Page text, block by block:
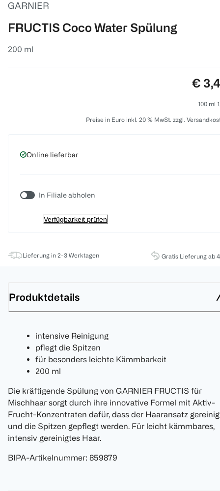
GARNIER
FRUCTIS Coco Water Spülung
200 ml
€
100 ml
Preise in Euro inkl. 20 % MwSt. zzgl.
Online lieferbar
In Filiale abholen
Verfügbarkeit prüfen
Lieferung in 2-3 Werktagen Gratis Lieferung ab
Produktdetails
intensive Reinigung
pflegt die Spitzen
für besonders leichte Kämmbarkeit
200 ml
Die kräftigende Spülung von GARNIER FRUCTIS für
Mischhaar sorgt durch ihre innovative Formel mit Aktiv-
Frucht-Konzentraten dafür, dass der Haaransatz
und die Spitzen gepflegt werden. Für leicht kämmbares,
intensiv gereinigtes Haar.
BIPA-Artikelnummer: 859879